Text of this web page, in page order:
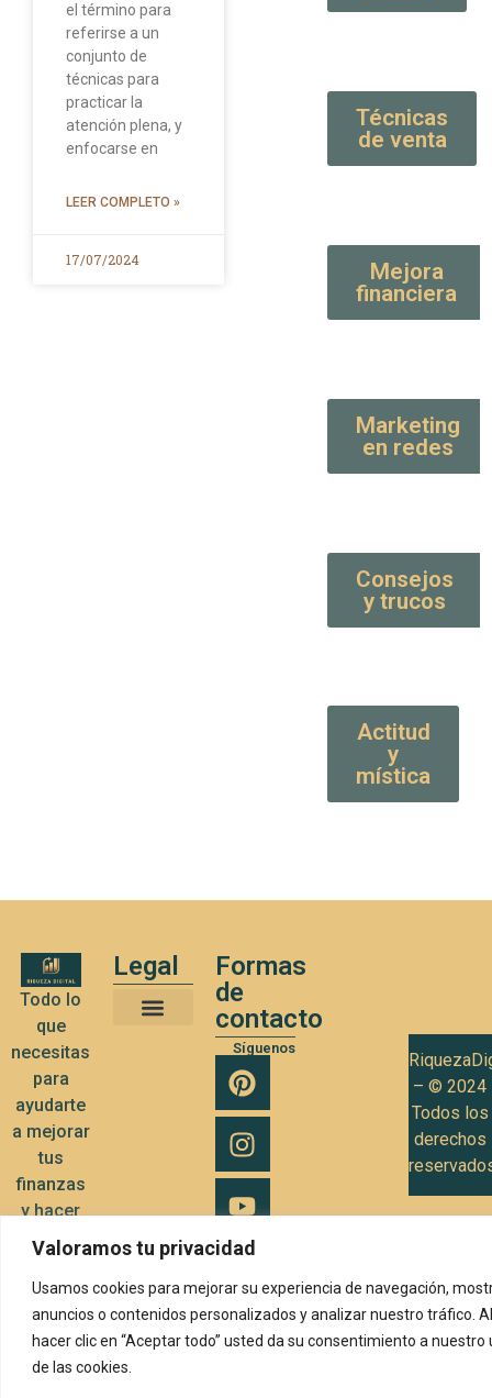
Valoramos tu privacidad
Usamos cookies para mejorar su experiencia de navegación,
anuncios o contenidos personalizados y analizar nuestro tráfico. Al
hacer clic en “Aceptar todo” usted da su consentimiento a nuestro
de las cookies.
el término para
referirse a un
conjunto de
técnicas para
practicar la
atención plena, y
enfocarse en
LEER COMPLETO »
17/07/2024
Técnicas
de venta
Mejora
financiera
Marketing
en redes
Consejos
y trucos
Actitud
y
mística
Todo lo
que
necesitas
para
ayudarte
a mejorar
tus
finanzas
y hacer
crecer tu
Legal
Formas
de
contacto
Síguenos
– © 2024
Todos los
derechos